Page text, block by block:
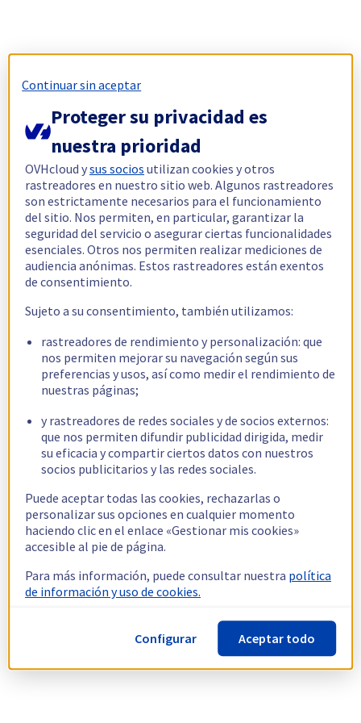
Continuar sin aceptar
Proteger su privacidad es
nuestra prioridad
OVHcloud ysus socios utilizan cookies y otros
rastreadores en nuestro sitio web. Algunos rastreadores
son estrictamente necesarios para el funcionamiento
del sitio. Nos permiten, en particular, garantizar la
seguridad del servicio o asegurar ciertas funcionalidades
esenciales. Otros nos permiten realizar mediciones de
audiencia anónimas. Estos rastreadores están exentos
de consentimiento.
Sujeto a su consentimiento, también utilizamos:
rastreadores de rendimiento y personalización: que
nos permiten mejorar su navegación según sus
preferencias y usos, así como medir el rendimiento de
nuestras páginas;
y rastreadores de redes sociales y de socios externos:
que nos permiten difundir publicidad dirigida, medir
su eficacia y compartir ciertos datos con nuestros
socios publicitarios y las redes sociales.
Puede aceptar todas las cookies, rechazarlas o
personalizar sus opciones en cualquier momento
haciendo clic en el enlace «Gestionar mis cookies»
accesible al pie de página.
Para más información, puede consultar nuestra política
de información y uso de cookies.
Configurar Aceptar todo